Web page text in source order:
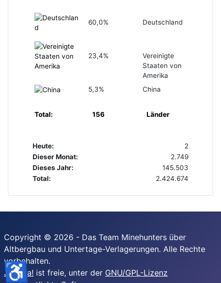
60,0% Deutschland
23,4%
Vereinigte
Staaten von
Amerika
5,3%
China
Total: 156 Länder
Heute:
2
Dieser Monat:
2.749
Dieses Jahr:
145.503
Total:
2.424.674
Copyright © 2026 - Das Team Minehunters über
Altbergbau und Untertage-Verlagerungen. Alle Rechte
vorbehalten.
Joomla! ist freie, unter der GNU/GPL-Lizenz